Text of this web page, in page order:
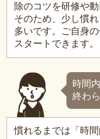
除のコツを研修や
そのため、少し慣
多いです。ご自身
スタートできます。
時間
終わ
慣れるまでは「時